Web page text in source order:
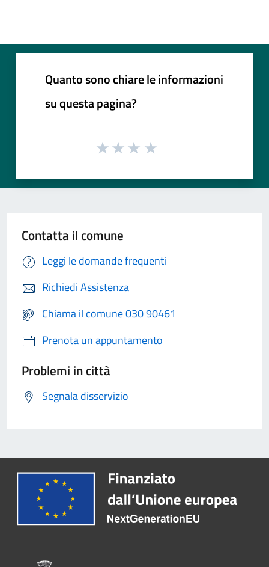
Quanto sono chiare le informazioni
su questa pagina?
Contatta il comune
Leggi le domande frequenti
Richiedi Assistenza
Chiama il comune 030 90461
Prenota un appuntamento
Problemi in città
Segnala disservizio